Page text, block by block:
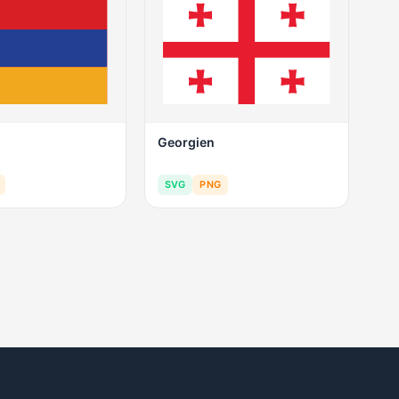
Georgien
SVG PNG